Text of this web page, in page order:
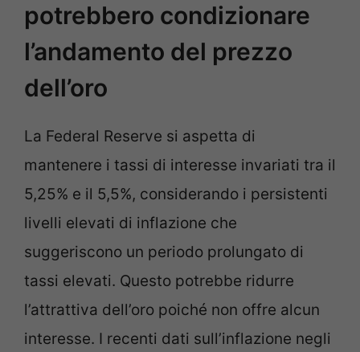
potrebbero condizionare
l’andamento del prezzo
dell’oro
La Federal Reserve si aspetta di
mantenere i tassi di interesse invariati tra il
5,25% e il 5,5%, considerando i persistenti
livelli elevati di inflazione che
suggeriscono un periodo prolungato di
tassi elevati. Questo potrebbe ridurre
l’attrattiva dell’oro poiché non offre alcun
interesse. I recenti dati sull’inflazione negli